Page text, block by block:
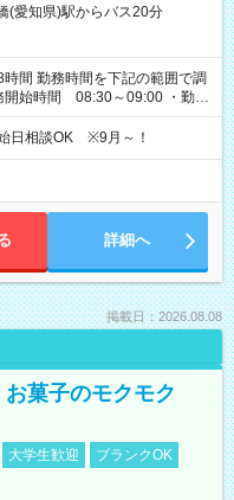
(愛知県)駅からバス20分
間 勤務時間を下記の範囲で調
開始時間 08:30～09:00 ・勤務
日相談OK ※9月～！
詳細へ
掲載日：2026.08.08
お菓子のモクモク
大学生歓迎
ブランクOK